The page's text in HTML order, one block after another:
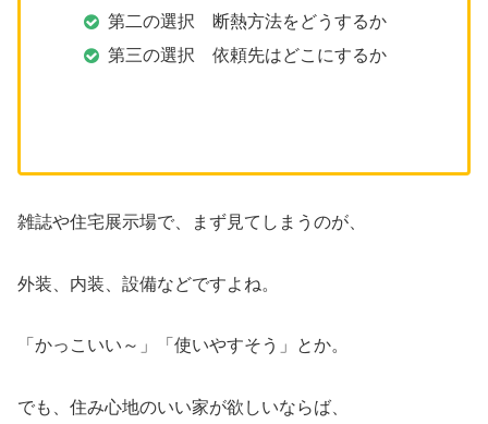
第二の選択 断熱方法をどうするか
第三の選択 依頼先はどこにするか
雑誌や住宅展示場で、まず見てしまうのが、
外装、内装、設備などですよね。
「かっこいい～」「使いやすそう」とか。
でも、住み心地のいい家が欲しいならば、